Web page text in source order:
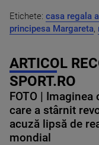
Etichete: casa regala
principesa Margareta,
ARTICOL
SPORT.RO
FOTO |
care a stârnit
acuză lipsă de
mondial